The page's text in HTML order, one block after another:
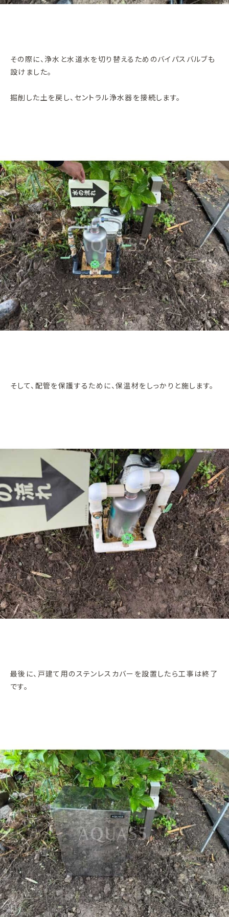
その際に、浄水と水道水を切り替えるためのバイパスバルブも
設けました。
掘削した土を戻し、セントラル浄水器を接続します。
そして、配管を保護するために、保温材をしっかりと施します。
最後に、戸建て用のステンレスカバーを設置したら工事は終了
です。